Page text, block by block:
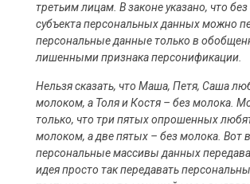
третьим лицам. В законе указано, что без
субъекта персональных данных можно
персональные данные только в
лишенными признака персонификации.
Нельзя сказать, что Маша, Петя, Саша
молоком, а Толя и Костя – без молока.
только, что три пятых опрошенных
молоком, а две пятых – без молока. Вот
персональные массивы данных
идея просто так передавать